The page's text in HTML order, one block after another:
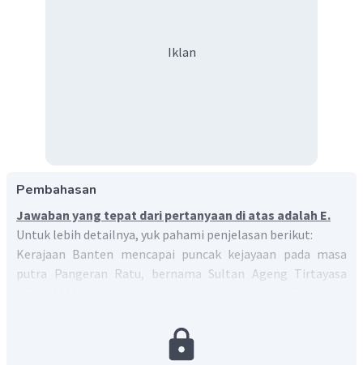
Iklan
Pembahasan
Jawaban yang tepat dari pertanyaan di atas adalah E.
Untuk lebih detailnya, yuk pahami penjelasan berikut:
Kerajaan Banten mencapai puncak kejayaan pada masa
putra Pangeran Ratu, bernama Sultan Ageng Tirtayasa
Memajukan wilayah perdagangan Banten hingga ke